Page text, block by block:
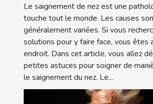
Le saignement de nez est une
touche tout le monde. Les causes
généralement variées. Si vous
solutions pour y faire face, vous êtes
endroit. Dans cet article, vous allez
petites astuces pour soigner de
le saignement du nez. Le...